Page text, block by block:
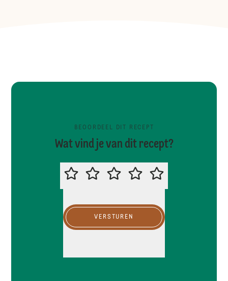
BEOORDEEL DIT RECEPT
Wat vind je van dit recept?
BEOORDEEL DIT RECEPT
VERSTUREN